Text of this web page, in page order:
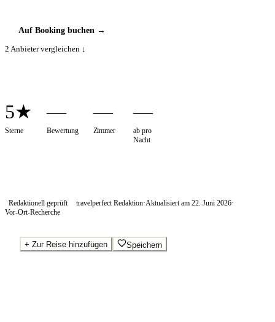
Auf Booking buchen→
2 Anbieter vergleichen ↓
5★
Sterne
—
Bewertung
—
Zimmer
—
ab pro
Nacht
Redaktionell geprüft travelperfect Redaktion·Aktualisiert am 22. Juni 2026·
Vor-Ort-Recherche
+ Zur Reise hinzufügen Speichern